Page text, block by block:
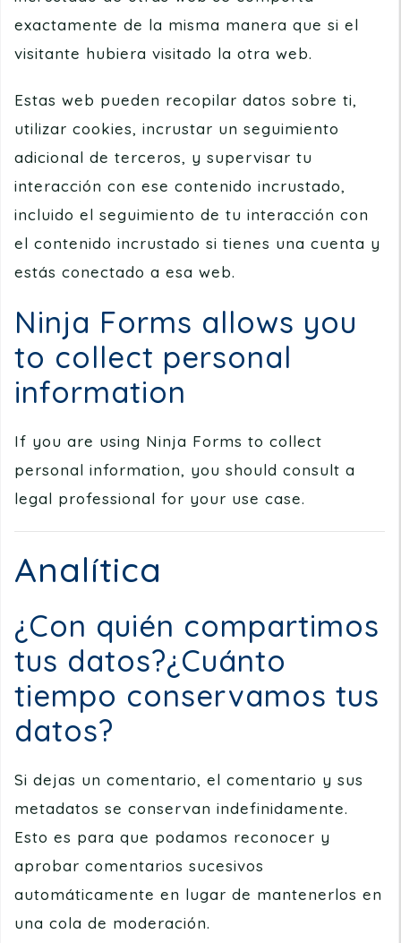
exactamente de la misma manera que si el
visitante hubiera visitado la otra web.
Estas web pueden recopilar datos sobre ti,
utilizar cookies, incrustar un seguimiento
adicional de terceros, y supervisar tu
interacción con ese contenido incrustado,
incluido el seguimiento de tu interacción con
el contenido incrustado si tienes una cuenta y
estás conectado a esa web.
Ninja Forms allows you
to collect personal
information
If you are using Ninja Forms to collect
personal information, you should consult a
legal professional for your use case.
Analítica
¿Con quién compartimos
tus datos?¿Cuánto
tiempo conservamos tus
datos?
Si dejas un comentario, el comentario y sus
metadatos se conservan indefinidamente.
Esto es para que podamos reconocer y
aprobar comentarios sucesivos
automáticamente en lugar de mantenerlos en
una cola de moderación.